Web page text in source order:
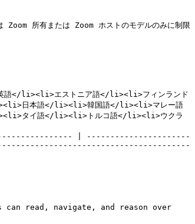
Zoom 所有または Zoom ホストのモデルのみに制限
語</li><li>エストニア語</li><li>フィンランド
日本語</li><li>韓国語</li><li>マレー語
タイ語</li><li>トルコ語</li><li>ウクラ
| ----------------------
can read, navigate, and reason over